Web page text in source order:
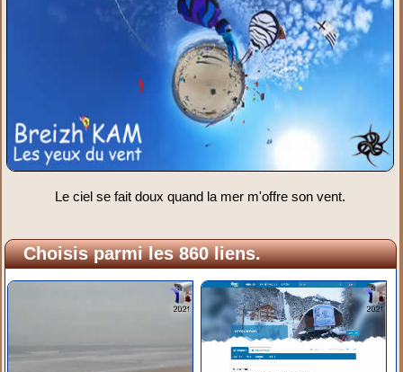
Le ciel se fait doux quand la mer m'offre son vent.
Choisis parmi les 860 liens.